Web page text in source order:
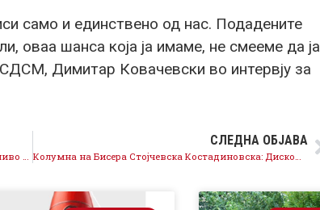
само и единствено од нас. Подадените
оваа шанса која ја имаме, не смееме да ја
Димитар Ковачевски во интервју за
Ковачевски: Верувам дека пратениците ќе се на ниво на задачата, граѓаните заслужуваат европска иднина
СЛЕДНА ОБЈАВА
Колумна на Бисера Стојчевска Костадиновска: Дисконтинуираното ВМРО…